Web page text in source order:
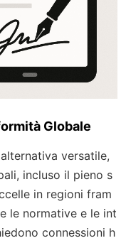
Globale
versatile,
incluso il pieno s
in regioni fram
le normative e le int
connessioni h